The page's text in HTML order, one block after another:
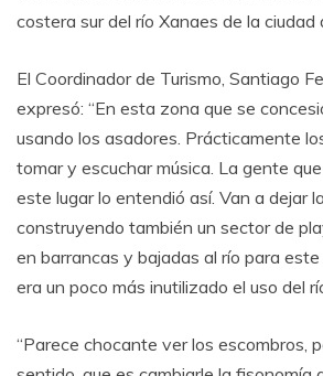
costera sur del río Xanaes de la ciudad
El Coordinador de Turismo, Santiago
expresó: “En esta zona que se
usando los asadores. Prácticamente
tomar y escuchar música. La gente
este lugar lo entendió así. Van a dejar
construyendo también un sector de
en barrancas y bajadas al río para
era un poco más inutilizado el uso del
“Parece chocante ver los escombros,